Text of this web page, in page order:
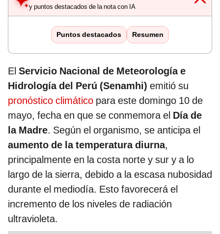
y puntos destacados de la nota con IA
Puntos destacados Resumen
El Servicio Nacional de Meteorología e
Hidrología del Perú (Senamhi) emitió su
pronóstico climático para este domingo 10 de
mayo, fecha en que se conmemora el Día de
la Madre. Según el organismo, se anticipa el
aumento de la temperatura diurna,
principalmente en la costa norte y sur y a lo
largo de la sierra, debido a la escasa nubosidad
durante el mediodía. Esto favorecerá el
incremento de los niveles de radiación
ultravioleta.